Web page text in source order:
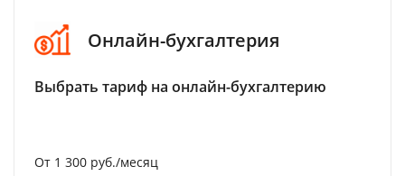
Онлайн-бухгалтерия
Выбрать тариф на онлайн-бухгалтерию
От 1 300 руб./месяц